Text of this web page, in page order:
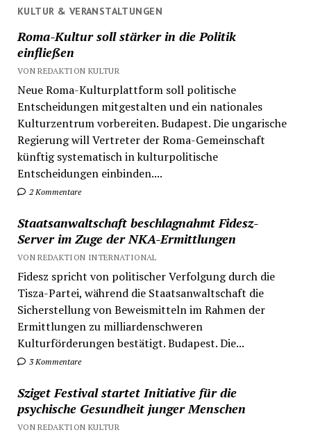
KULTUR & VERANSTALTUNGEN
Roma-Kultur soll stärker in die Politik
einfließen
VON REDAKTION KULTUR
Neue Roma-Kulturplattform soll politische
Entscheidungen mitgestalten und ein nationales
Kulturzentrum vorbereiten. Budapest. Die ungarische
Regierung will Vertreter der Roma-Gemeinschaft
künftig systematisch in kulturpolitische
Entscheidungen einbinden....
2 Kommentare
Staatsanwaltschaft beschlagnahmt Fidesz-
Server im Zuge der NKA-Ermittlungen
VON REDAKTION INTERNATIONAL
Fidesz spricht von politischer Verfolgung durch die
Tisza-Partei, während die Staatsanwaltschaft die
Sicherstellung von Beweismitteln im Rahmen der
Ermittlungen zu milliardenschweren
Kulturförderungen bestätigt. Budapest. Die...
3 Kommentare
Sziget Festival startet Initiative für die
psychische Gesundheit junger Menschen
VON REDAKTION KULTUR